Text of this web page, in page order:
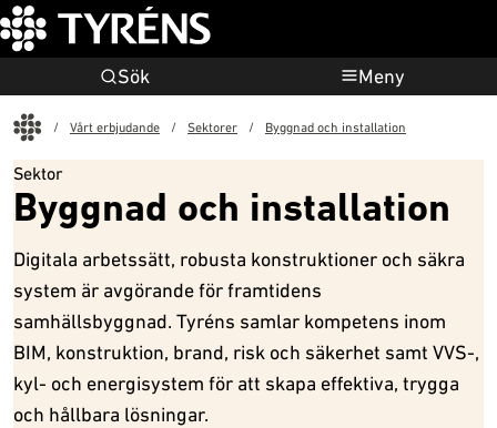
Sök Meny
Vårt erbjudande
Sektorer Byggnad och installation
Sektor
Byggnad och installation
Digitala arbetssätt, robusta konstruktioner och säkra
system är avgörande för framtidens
samhällsbyggnad. Tyréns samlar kompetens inom
BIM, konstruktion, brand, risk och säkerhet samt VVS-,
kyl- och energisystem för att skapa effektiva, trygga
och hållbara lösningar.